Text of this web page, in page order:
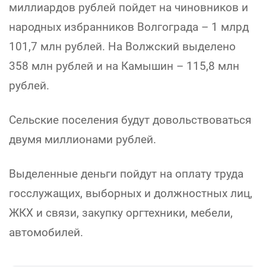
миллиардов рублей пойдет на чиновников и
народных избранников Волгограда – 1 млрд
101,7 млн рублей. На Волжский выделено
358 млн рублей и на Камышин – 115,8 млн
рублей.
Сельские поселения будут довольствоваться
двумя миллионами рублей.
Выделенные деньги пойдут на оплату труда
госслужащих, выборных и должностных лиц,
ЖКХ и связи, закупку оргтехники, мебели,
автомобилей.